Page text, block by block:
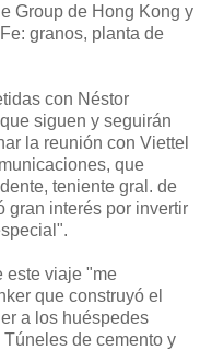
Group de Hong Kong y
granos, planta de
con Néstor
siguen y seguirán
la reunión con Viettel
que
teniente gral. de
gran interés por invertir
este viaje "me
que construyó el
a los huéspedes
de cemento y